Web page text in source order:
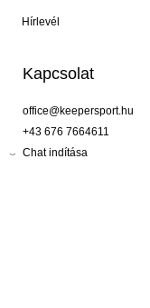
Hírlevél
Kapcsolat
office@keepersport.hu
+43 676 7664611
Chat indítása